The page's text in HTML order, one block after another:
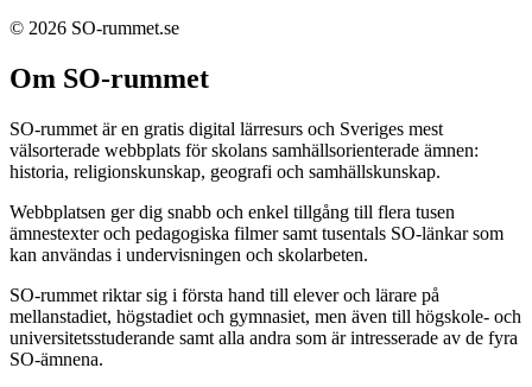
© 2026 SO-rummet.se
Om SO-rummet
SO-rummet är en gratis digital lärresurs och Sveriges mest
välsorterade webbplats för skolans samhällsorienterade ämnen:
historia, religionskunskap, geografi och samhällskunskap.
Webbplatsen ger dig snabb och enkel tillgång till flera tusen
ämnestexter och pedagogiska filmer samt tusentals SO-länkar som
kan användas i undervisningen och skolarbeten.
SO-rummet riktar sig i första hand till elever och lärare på
mellanstadiet, högstadiet och gymnasiet, men även till högskole- och
universitetsstuderande samt alla andra som är intresserade av de fyra
SO-ämnena.